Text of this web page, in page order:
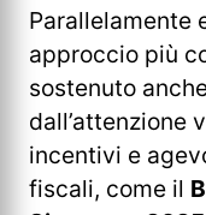
Parallelamente
approccio più
sostenuto
dall’attenzione
incentivi e
fiscali, come il